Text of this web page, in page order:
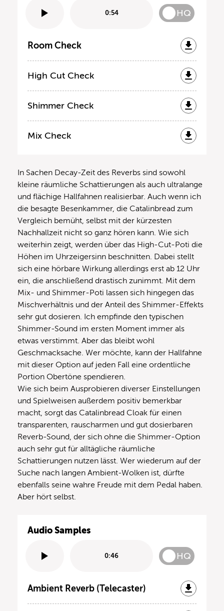
0:54 HQ
Room Check
High Cut Check
Shimmer Check
Mix Check
In Sachen Decay-Zeit des Reverbs sind sowohl
kleine räumliche Schattierungen als auch ultralange
und flächige Hallfahnen realisierbar. Auch wenn ich
die besagte Besenkammer, die Catalinbread zum
Vergleich bemüht, selbst mit der kürzesten
Nachhallzeit nicht so ganz hören kann. Wie sich
weiterhin zeigt, werden über das High-Cut-Poti die
Höhen im Uhrzeigersinn beschnitten. Dabei stellt
sich eine hörbare Wirkung allerdings erst ab 12 Uhr
ein, die anschließend drastisch zunimmt. Mit dem
Mix- und Shimmer-Poti lassen sich hingegen das
Mischverhältnis und der Anteil des Shimmer-Effekts
sehr gut dosieren. Ich empfinde den typischen
Shimmer-Sound im ersten Moment immer als
etwas verstimmt. Aber das bleibt wohl
Geschmacksache. Wer möchte, kann der Hallfahne
mit dieser Option auf jeden Fall eine ordentliche
Portion Obertöne spendieren.
Wie sich beim Ausprobieren diverser Einstellungen
und Spielweisen außerdem positiv bemerkbar
macht, sorgt das Catalinbread Cloak für einen
transparenten, rauscharmen und gut dosierbaren
Reverb-Sound, der sich ohne die Shimmer-Option
auch sehr gut für alltägliche räumliche
Schattierungen nutzen lässt. Wer wiederum auf der
Suche nach langen Ambient-Wolken ist, dürfte
ebenfalls seine wahre Freude mit dem Pedal haben.
Aber hört selbst.
Audio Samples
0:46 HQ
Ambient Reverb (Telecaster)